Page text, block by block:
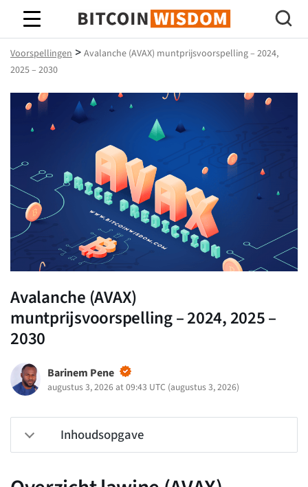
Bitcoin-wijsheid
Voorspellingen > Avalanche (AVAX) muntprijsvoorspelling – 2024,
2025 – 2030
Avalanche (AVAX)
muntprijsvoorspelling – 2024, 2025 –
2030
Barinem Pene
augustus 3, 2026 at 09:43 UTC (augustus 3, 2026)
Inhoudsopgave